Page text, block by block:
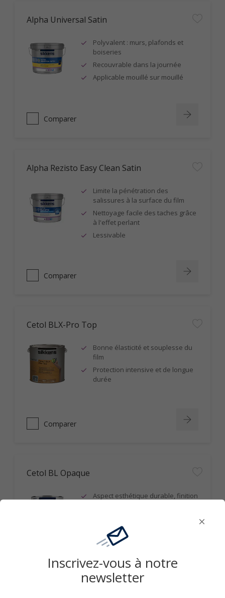
Alpha Universal Satin
Polyvalent : murs, plafonds et
boiseries
Recouvrable dans la journée
Applicable mouillé sur mouillé
Comparer
Alpha Rezisto Easy Clean Satin
Limite la pénétration des
salissures à la surface du film
Nettoyage facile des taches grâce
à l'effet perlant
Lessivable
Comparer
Cetol BLX-Pro Top
Bonne élasticité et souplesse du
film
Protection intensive et de longue
durée
Comparer
Cetol BL Opaque
Aspect esthétique durable, finition
ou d'aspect hétérogène
Résistance aux UV et durabilité du
Inscrivez-vous à notre
newsletter